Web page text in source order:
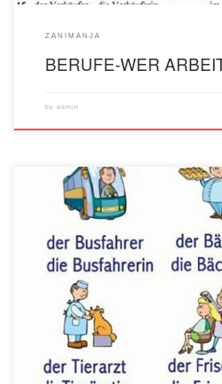
ZANIMANJA
BERUFE-WER
by admin